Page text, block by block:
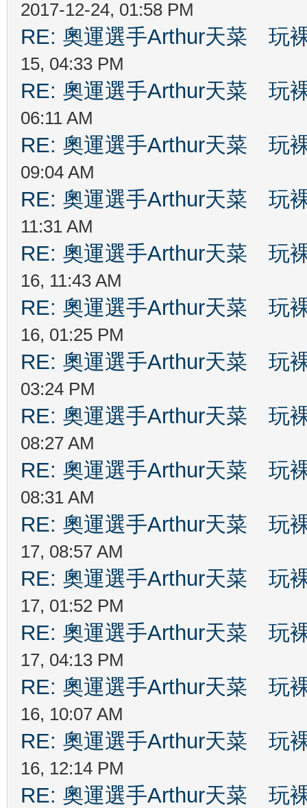
2017-12-24, 01:58 PM
RE: 奧運選手Arthur天菜 玩
15, 04:33 PM
RE: 奧運選手Arthur天菜 玩
06:11 AM
RE: 奧運選手Arthur天菜 玩
09:04 AM
RE: 奧運選手Arthur天菜 玩
11:31 AM
RE: 奧運選手Arthur天菜 玩
16, 11:43 AM
RE: 奧運選手Arthur天菜 玩
16, 01:25 PM
RE: 奧運選手Arthur天菜 玩
03:24 PM
RE: 奧運選手Arthur天菜 玩
08:27 AM
RE: 奧運選手Arthur天菜 玩
08:31 AM
RE: 奧運選手Arthur天菜 玩
17, 08:57 AM
RE: 奧運選手Arthur天菜 玩
17, 01:52 PM
RE: 奧運選手Arthur天菜 玩
17, 04:13 PM
RE: 奧運選手Arthur天菜 玩
16, 10:07 AM
RE: 奧運選手Arthur天菜 玩
16, 12:14 PM
RE: 奧運選手Arthur天菜 玩